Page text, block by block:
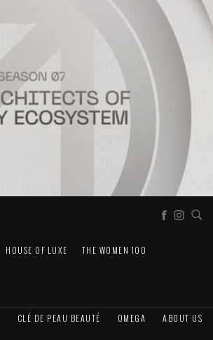
HOUSE OF LUXE THE WOMEN 100
CLÉ DE PEAU BEAUTÉ OMEGA ABOUT US